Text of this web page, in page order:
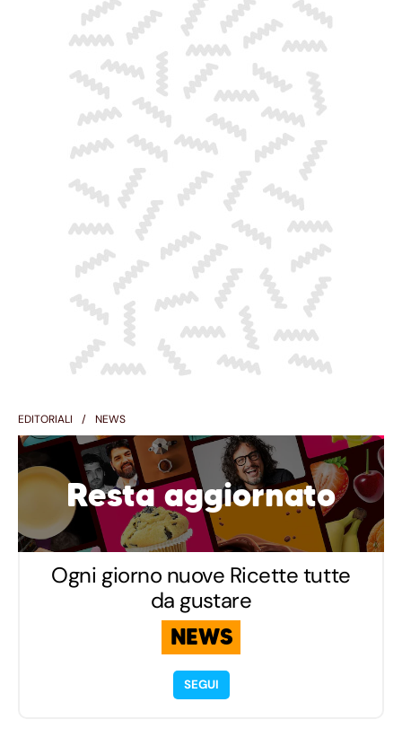
EDITORIALI NEWS
Resta aggiornato
Ogni giorno nuove Ricette tutte
da gustare
NEWS
SEGUI